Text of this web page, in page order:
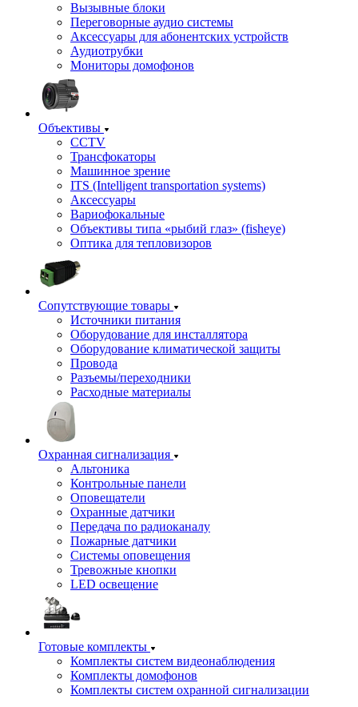
Вызывные блоки
Переговорные аудио системы
Аксессуары для абонентских устройств
Аудиотрубки
Мониторы домофонов
Объективы
CCTV
Трансфокаторы
Машинное зрение
ITS (Intelligent transportation systems)
Аксессуары
Вариофокальные
Объективы типа «рыбий глаз» (fisheye)
Оптика для тепловизоров
Сопутствующие товары
Источники питания
Оборудование для инсталлятора
Оборудование климатической защиты
Провода
Разъемы/переходники
Расходные материалы
Охранная сигнализация
Альтоника
Контрольные панели
Оповещатели
Охранные датчики
Передача по радиоканалу
Пожарные датчики
Системы оповещения
Тревожные кнопки
LED освещение
Готовые комплекты
Комплекты систем видеонаблюдения
Комплекты домофонов
Комплекты систем охранной сигнализации